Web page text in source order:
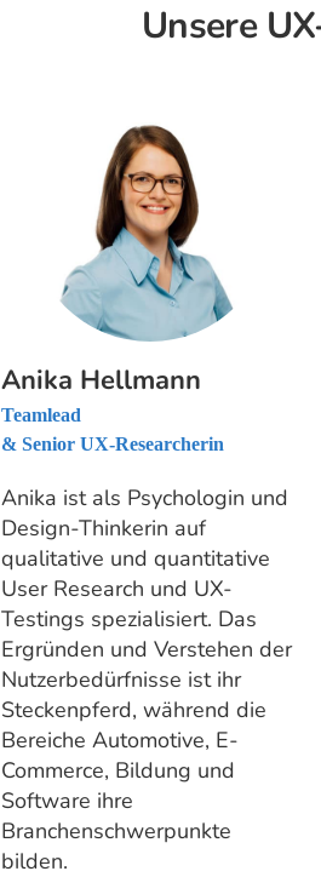
Unsere
Anika Hellmann
Teamlead
& Senior UX-Researcherin
Anika ist als Psychologin und
Design-Thinkerin auf
qualitative und quantitative
User Research und UX-
Testings spezialisiert. Das
Ergründen und Verstehen der
Nutzerbedürfnisse ist ihr
Steckenpferd, während die
Bereiche Automotive, E-
Commerce, Bildung und
Software ihre
Branchenschwerpunkte
bilden.